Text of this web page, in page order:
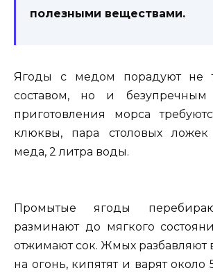
полезными веществами.
Ягоды с медом порадуют не
составом, но и
приготовления морса
клюквы, пара столовых ложек
меда, 2 литра воды.
Промытые ягоды
разминают до мягкого
отжимают сок. Жмых разбавляют
на огонь, кипятят и варят около